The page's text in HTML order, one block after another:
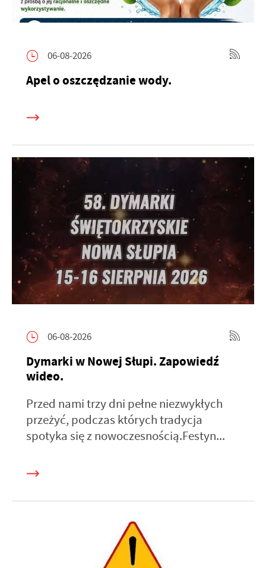
06-08-2026
Apel o oszczędzanie wody.
06-08-2026
Dymarki w Nowej Słupi. Zapowiedź
wideo.
Przed nami trzy dni pełne niezwykłych
przeżyć, podczas których tradycja
spotyka się z nowoczesnością.Festyn...